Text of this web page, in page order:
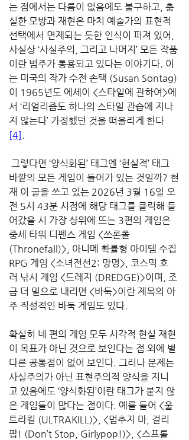
는 점에서는 다름이 없음에도 불구하고, 충
실한 모방과 재현은 마치 예술가의 표현적
선택에서 면제되는 듯한 인식이 퍼져 있어,
사실상 ‘사실주의, 그리고 나머지’ 모든 작품
이란 범주가 통용되고 있다는 이야기다. 이
는 미국의 작가 수전 손택 (Susan Sontag)
이 1965년도 에세이 <스타일에 관하여>에
서 ‘리얼리즘도 하나의 스타일 관습에 지나
지 않는다’ 가정했던 것을 떠올리게 한다
[4].
그렇다면 ‘양식화된’ 태그엔 ‘현실적’ 태그
바깥의 모든 게임이 들어가 있는 것일까? 현
재 이 글을 쓰고 있는 2026년 3월 16일 오
전 5시 43분 시점에 해당 태그를 클릭해 들
어갔을 시 가장 상위에 뜨는 3편의 게임은
중세 타워 디펜스 게임 <쓰론폴
(Thronefall)>, 아니메 확률형 아이템 수집
RPG 게임 <소녀전선2: 망명>, 코스믹 호
러 낚시 게임 <드레지 (DREDGE)>이며, 조
금 더 밑으로 내리면 <바둑>이란 제목의 아
주 직설적인 바둑 게임도 있다.
확실히 네 편의 게임 모두 시각적 현실 재현
이 목표가 아닌 것으로 보인다는 점 외에 별
다른 공통점이 없어 보인다. 그러나 문제는
사실주의가 아닌 표현주의적 양식을 지니
고 있음에도 ‘양식화된’이란 태그가 붙지 않
은 게임들이 많다는 점이다. 예를 들어 <울
트라킬 (ULTRAKILL)>, <멈추지 마, 걸리
팝! (Don’t Stop, Girlypop!)>, <스프롤